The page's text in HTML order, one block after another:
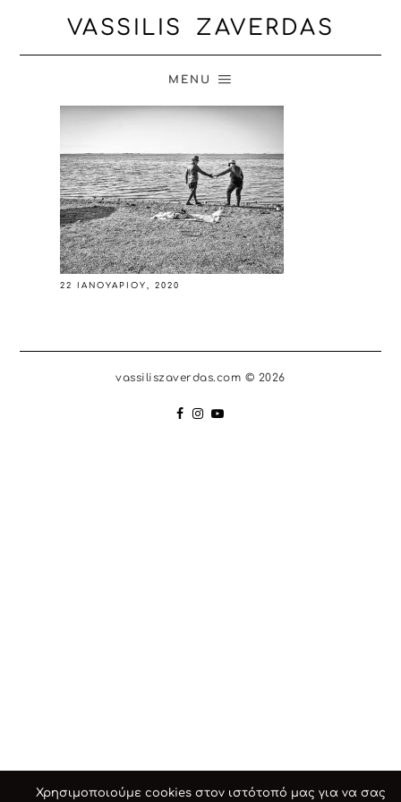
VASSILIS ZAVERDAS
MENU
22 ΙΑΝΟΥΑΡΊΟΥ, 2020
vassiliszaverdas.com © 2026
Χρησιμοποιούμε cookies στον ιστότοπό μας για να σας